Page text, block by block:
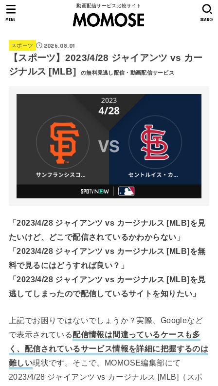
動画配信サービス比較サイト
SEARCH
MENU
スポーツ 2026.08.01
【スポーツ】2023/4/28 ジャイアンツ vs カー
ジナルス [MLB]
の無料見逃し配信・動画配信サービス
「2023/4/28 ジャイアンツ vs カージナルス [MLB]を見
たいけど、どこで配信されているかわからない」
「2023/4/28 ジャイアンツ vs カージナルス [MLB]を無
料で見るにはどうすれば良い？」
「2023/4/28 ジャイアンツ vs カージナルス [MLB]を見
逃してしまったので配信しているサイトを知りたい」
上記でお困りではないでしょうか？実際、Googleなど
で表示されている配信情報は間違っているケースも多
く、配信されているサービス情報を詳細に把握するのは
難しい現状です。そこで、MOMOSE編集部にて
2023/4/28 ジャイアンツ vs カージナルス [MLB]（スポ